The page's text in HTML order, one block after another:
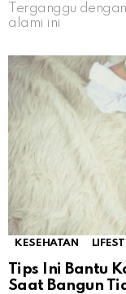
Terganggu
alami ini
KESEHATAN
Tips Ini Bantu
Saat Bangun